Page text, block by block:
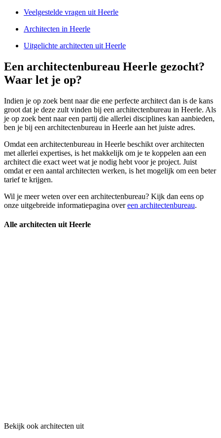
Veelgestelde vragen uit Heerle
Architecten in Heerle
Uitgelichte architecten uit Heerle
Een architectenbureau Heerle gezocht?
Waar let je op?
Indien je op zoek bent naar die ene perfecte architect dan is de kans
groot dat je deze zult vinden bij een architectenbureau in Heerle. Als
je op zoek bent naar een partij die allerlei disciplines kan aanbieden,
ben je bij een architectenbureau in Heerle aan het juiste adres.
Omdat een architectenbureau in Heerle beschikt over architecten
met allerlei expertises, is het makkelijk om je te koppelen aan een
architect die exact weet wat je nodig hebt voor je project. Juist
omdat er een aantal architecten werken, is het mogelijk om een beter
tarief te krijgen.
Wil je meer weten over een architectenbureau? Kijk dan eens op
onze uitgebreide informatiepagina overeen architectenbureau.
Alle architecten uit Heerle
Bekijk ook architecten uit